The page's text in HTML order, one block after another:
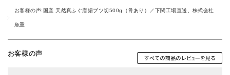
お客様の声:国産 天然真ふぐ唐揚ブツ切500g（骨あり）／下関工場直送、株式会社
魚重
お客様の声